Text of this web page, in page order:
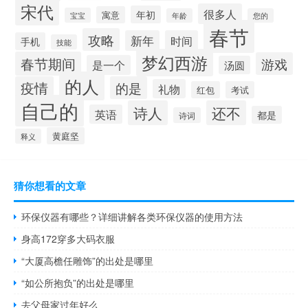
宋代 宝宝 寓意 年初 年龄 很多人 您的
手机 技能 攻略 新年 时间 春节
春节期间 是一个 梦幻西游 汤圆 游戏
疫情 的人 的是 礼物 红包 考试
自己的 英语 诗人 诗词 还不 都是
释义 黄庭坚
猜你想看的文章
环保仪器有哪些？详细讲解各类环保仪器的使用方法
身高172穿多大码衣服
“大厦高檐任雕饰”的出处是哪里
“如公所抱负”的出处是哪里
去父母家过年好么